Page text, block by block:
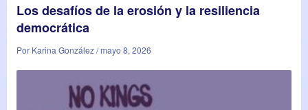
Los desafíos de la erosión y la resiliencia
democrática
Por Karina González / mayo 8, 2026